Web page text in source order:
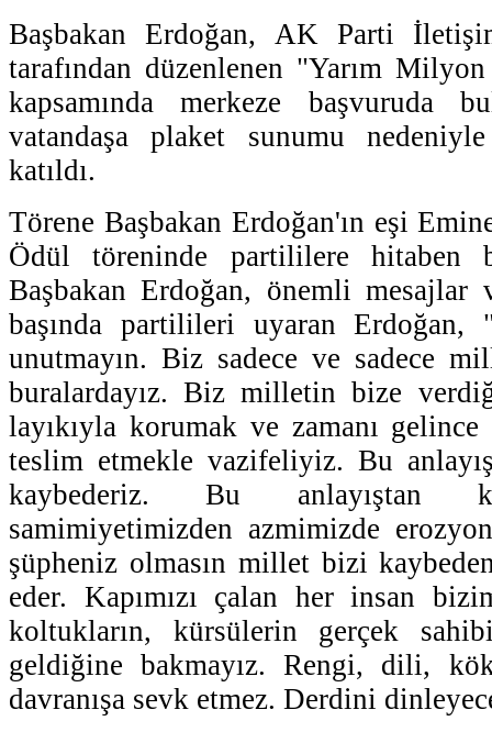
Başbakan Erdoğan, AK Parti
tarafından düzenlenen "Yarım
kapsamında merkeze başvuruda
vatandaşa plaket sunumu
katıldı.
Törene Başbakan Erdoğan'ın eşi
Ödül töreninde partililere hitaben
Başbakan Erdoğan, önemli mesajlar
başında partilileri uyaran Erdoğan,
unutmayın. Biz sadece ve sadece
buralardayız. Biz milletin bize
layıkıyla korumak ve zamanı
teslim etmekle vazifeliyiz. Bu
kaybederiz. Bu anlayıştan
samimiyetimizden azmimizde
şüpheniz olmasın millet bizi
eder. Kapımızı çalan her insan
koltukların, kürsülerin gerçek
geldiğine bakmayız. Rengi, dili,
davranışa sevk etmez. Derdini